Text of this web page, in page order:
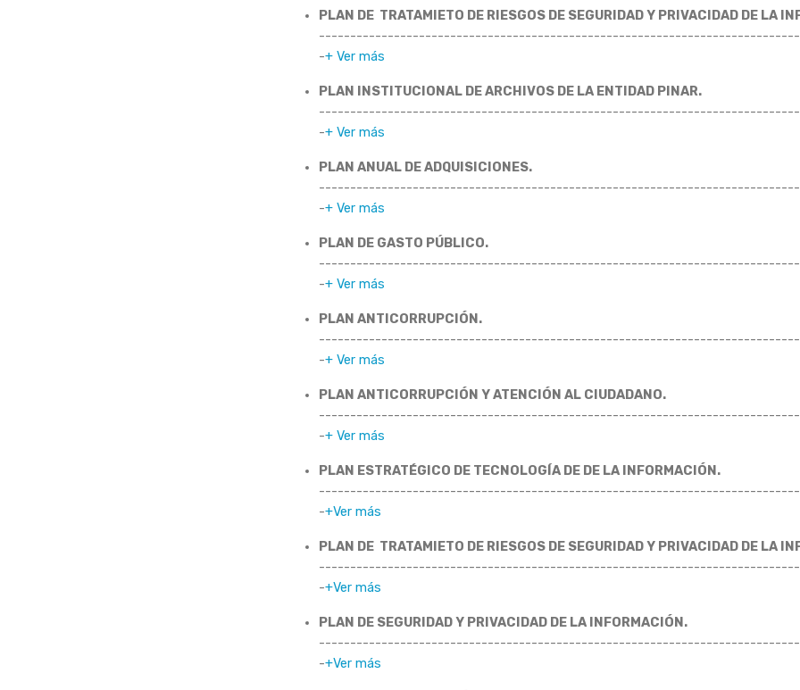
PLAN DE TRATAMIETO DE RIESGOS DE SEGURIDAD Y PRIVACIDAD DE LA
-+ Ver más
PLAN INSTITUCIONAL DE ARCHIVOS DE LA ENTIDAD PINAR.
-+ Ver más
PLAN ANUAL DE ADQUISICIONES.
-+ Ver más
PLAN DE GASTO PÚBLICO.
-+ Ver más
PLAN ANTICORRUPCIÓN.
-+ Ver más
PLAN ANTICORRUPCIÓN Y ATENCIÓN AL CIUDADANO.
-+ Ver más
PLAN ESTRATÉGICO DE TECNOLOGÍA DE DE LA INFORMACIÓN.
-+Ver más
PLAN DE TRATAMIETO DE RIESGOS DE SEGURIDAD Y PRIVACIDAD DE LA
-+Ver más
PLAN DE SEGURIDAD Y PRIVACIDAD DE LA INFORMACIÓN.
-+Ver más